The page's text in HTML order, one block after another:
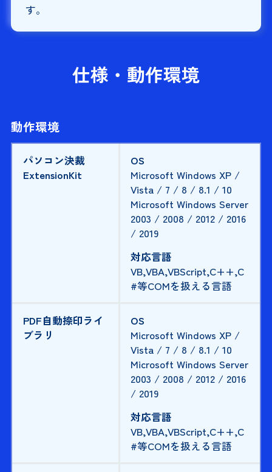
す。
仕様・動作環境
動作環境
パソコン決裁
ExtensionKit
OS
Microsoft Windows XP /
Vista / 7 / 8 / 8.1 / 10
Microsoft Windows Server
2003 / 2008 / 2012 / 2016
/ 2019
対応言語
VB,VBA,VBScript,C++,C
#等COMを扱える言語
PDF自動捺印ライ
ブラリ
OS
Microsoft Windows XP /
Vista / 7 / 8 / 8.1 / 10
Microsoft Windows Server
2003 / 2008 / 2012 / 2016
/ 2019
対応言語
VB,VBA,VBScript,C++,C
#等COMを扱える言語